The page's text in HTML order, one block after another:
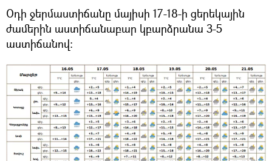
Օդի ջերմաստիճանը մայիսի 17-18-ի ցերեկային
ժամերին աստիճանաբար կբարձրանա 3-5
աստիճանով։